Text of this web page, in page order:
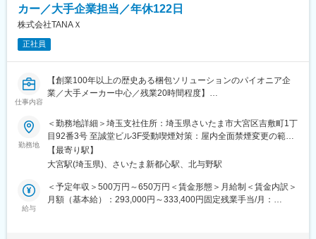
果を他の FC（海外含）に発信し、Amazonの発展に貢献する役割
があります。もちろん、メンテナンスの予算計画、人員計画を策
よび安全の改善活動
2：30% 生産設備、物流設備の修理・メンテナンスおよび予防保
3：10％ 改善のための設備メーカーとの折衝、作業監督・工事監
督
4：10% 優秀な人材の採用、メンバーの評価、シフト作成、人事
管理と労務管理
5： 5% メンテナンステクニシャンへの教育・トレーニング実施
6： 5% 部品購買業務と在庫管理業務。資産管理業務
カー／大手企業担当／年休122日
株式会社TANAＸ
正社員
仕事内容
【創業100年以上の歴史ある梱包ソリューションのパイオニア企
業／大手メーカー中心／残業20時間程度】
■本求人の特徴・魅力：
◎物流業界で広く採用される巻きダンボール「クレダンR」を開
発した老舗メーカー
◎包装資材だけでなく物流設備・自動化機器・ロボットまで提案
可能
◎大手メーカーを中心に担当し、製造・物流現場の課題解決に携
われる
◎顧客の製造ライン全体を改善するソリューション型営業
勤務地
＜勤務地詳細＞埼玉支社住所：埼玉県さいたま市大宮区吉敷町1丁
目92番3号 至誠堂ビル3F受動喫煙対策：屋内全面禁煙変更の範
囲：会社の定める事業所
【最寄り駅】
大宮駅(埼玉県)、さいたま新都心駅、北与野駅
給与
＜予定年収＞500万円～650万円＜賃金形態＞月給制＜賃金内訳＞
月額（基本給）：293,000円～333,400円固定残業手当/月：